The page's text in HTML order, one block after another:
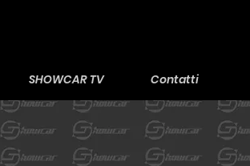
SHOWCAR TV Contatti